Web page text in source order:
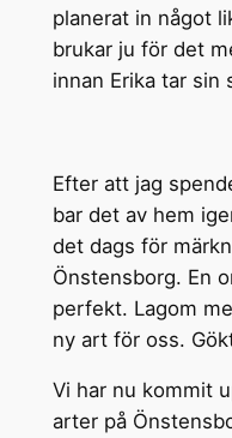
planerat in något
brukar ju för det
innan Erika tar sin
Efter att jag
bar det av hem
det dags för
Önstensborg. En
perfekt. Lagom
ny art för oss.
Vi har nu kommit
arter på